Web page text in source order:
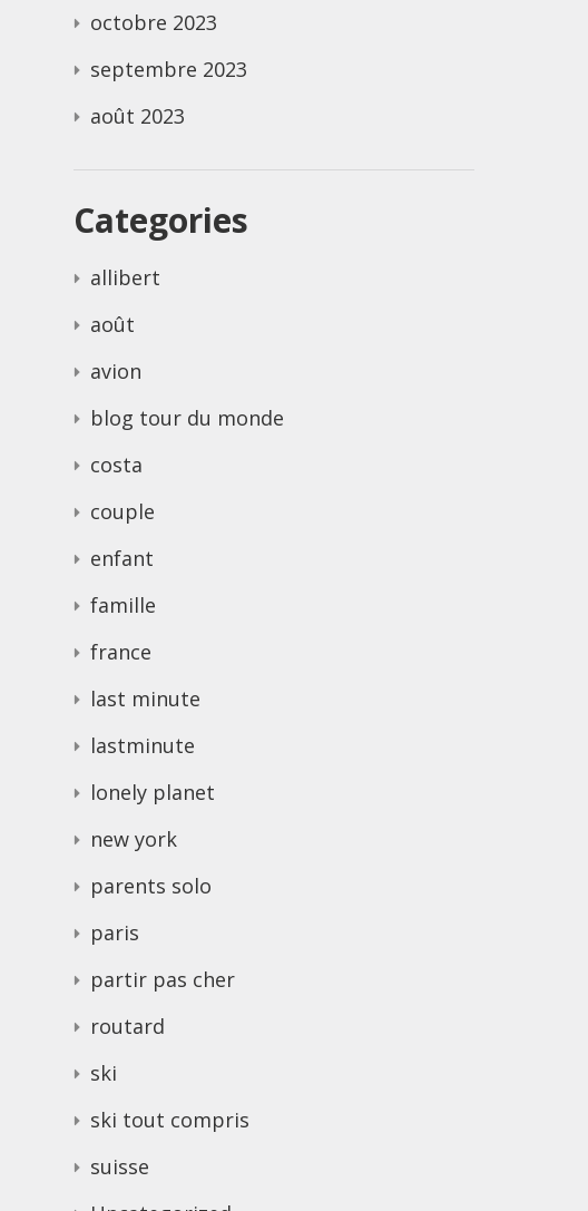
octobre 2023
septembre 2023
août 2023
Categories
allibert
août
avion
blog tour du monde
costa
couple
enfant
famille
france
last minute
lastminute
lonely planet
new york
parents solo
paris
partir pas cher
routard
ski
ski tout compris
suisse